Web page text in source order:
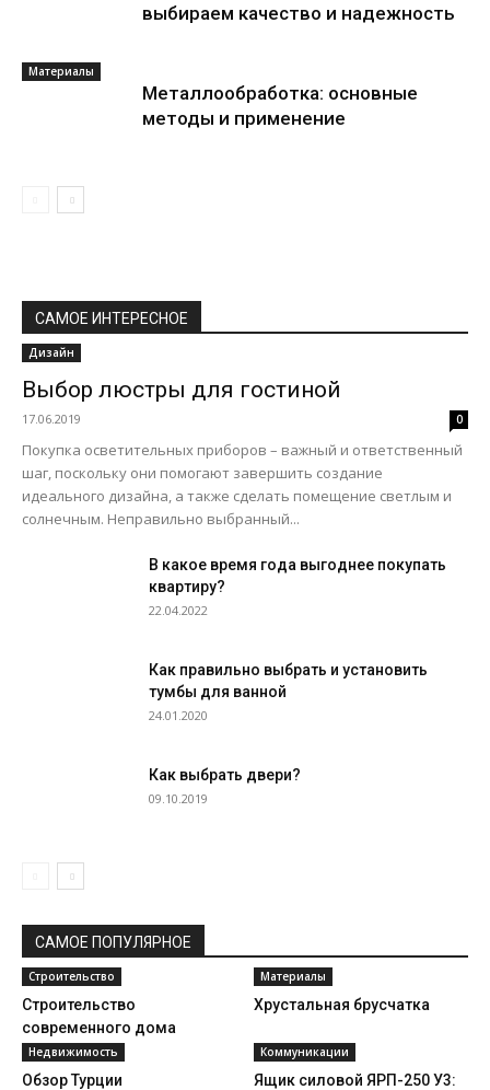
выбираем качество и надежность
Материалы
Металлообработка: основные
методы и применение
САМОЕ ИНТЕРЕСНОЕ
Дизайн
Выбор люстры для гостиной
17.06.2019 0
Покупка осветительных приборов – важный и ответственный
шаг, поскольку они помогают завершить создание
идеального дизайна, а также сделать помещение светлым и
солнечным. Неправильно выбранный...
В какое время года выгоднее покупать
квартиру?
22.04.2022
Как правильно выбрать и установить
тумбы для ванной
24.01.2020
Как выбрать двери?
09.10.2019
САМОЕ ПОПУЛЯРНОЕ
Строительство
Строительство
современного дома
Материалы
Хрустальная брусчатка
Недвижимость
Обзор Турции
Коммуникации
Ящик силовой ЯРП-250 У3: